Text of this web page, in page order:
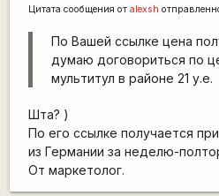
Цитата сообщения от alexsh
По Вашей ссылке цена
думаю договориться по
мультитул в районе 21 у.е.
Шта? )
По его ссылке получается
из Германии за неделю-
От маркетолог.